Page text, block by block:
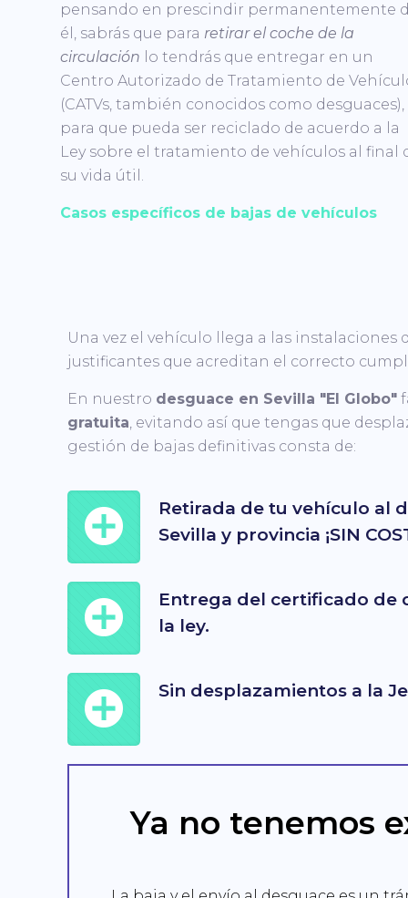
pensando en prescindir permanentemente
él, sabrás que para retirar el coche de la
circulación lo tendrás que entregar en un
Centro Autorizado de Tratamiento de
(CATVs, también conocidos como desguaces),
para que pueda ser reciclado de acuerdo a la
Ley sobre el tratamiento de vehículos al final
su vida útil.
Casos específicos de bajas de vehículos
Una vez el vehículo llega a las
justificantes que acreditan el correcto
En nuestro desguace en Sevilla "El Globo"
gratuita, evitando así que tengas que
gestión de bajas definitivas consta de:
Retirada de tu vehículo al
Sevilla y provincia ¡SIN
Entrega del certificado de
la ley.
Sin desplazamientos a la
Ya no tenemos